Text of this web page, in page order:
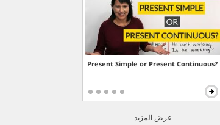
Present Simple or Present Continuous?
عرض المزيد